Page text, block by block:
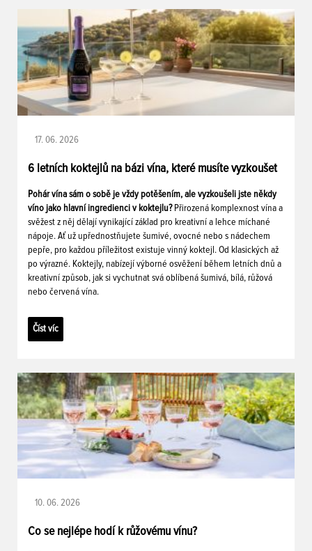
17. 06. 2026
6 letních koktejlů na bázi vína, které musíte vyzkoušet
Pohár vína sám o sobě je vždy potěšením, ale vyzkoušeli jste někdy
víno jako hlavní ingredienci v koktejlu? Přirozená komplexnost vína a
svěžest z něj dělají vynikající základ pro kreativní a lehce míchané
nápoje. Ať už upřednostňujete šumivé, ovocné nebo s nádechem
pepře, pro každou příležitost existuje vinný koktejl. Od klasických až
po výrazné. Koktejly, nabízejí výborné osvěžení během letních dnů a
kreativní způsob, jak si vychutnat svá oblíbená šumivá, bílá, růžová
nebo červená vína.
Číst víc
10. 06. 2026
Co se nejlépe hodí k růžovému vínu?